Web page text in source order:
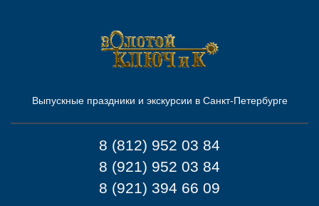
Выпускные праздники и экскурсии в Санкт-Петербурге
8 (812) 952 03 84
8 (921) 952 03 84
8 (921) 394 66 09